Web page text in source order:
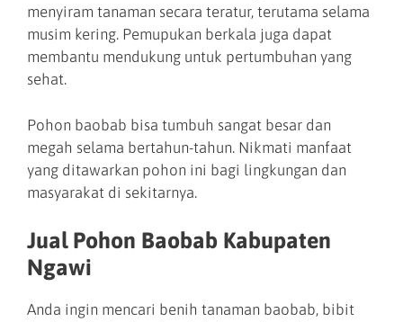
menyiram tanaman secara teratur, terutama selama
musim kering. Pemupukan berkala juga dapat
membantu mendukung untuk pertumbuhan yang
sehat.
Pohon baobab bisa tumbuh sangat besar dan
megah selama bertahun-tahun. Nikmati manfaat
yang ditawarkan pohon ini bagi lingkungan dan
masyarakat di sekitarnya.
Jual Pohon Baobab Kabupaten
Ngawi
Anda ingin mencari benih tanaman baobab, bibit